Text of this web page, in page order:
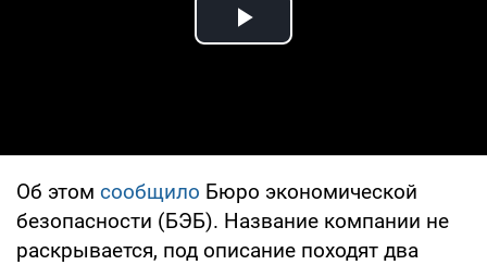
Play Video
Об этом сообщило Бюро экономической
безопасности (БЭБ). Название компании не
раскрывается, под описание походят два